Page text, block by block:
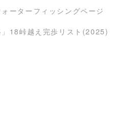
ーターフィッシングページ
18峠越え完歩リスト(2025)